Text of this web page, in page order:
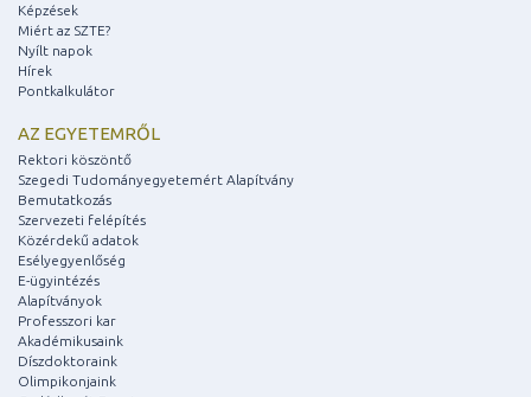
Képzések
Miért az SZTE?
Nyílt napok
Hírek
Pontkalkulátor
AZ EGYETEMRŐL
Rektori köszöntő
Szegedi Tudományegyetemért Alapítvány
Bemutatkozás
Szervezeti felépítés
Közérdekű adatok
Esélyegyenlőség
E-ügyintézés
Alapítványok
Professzori kar
Akadémikusaink
Díszdoktoraink
Olimpikonjaink